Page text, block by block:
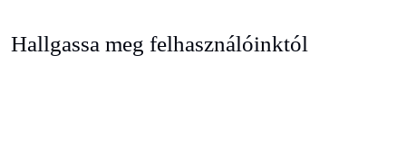
Hallgassa meg felhasználóinktól